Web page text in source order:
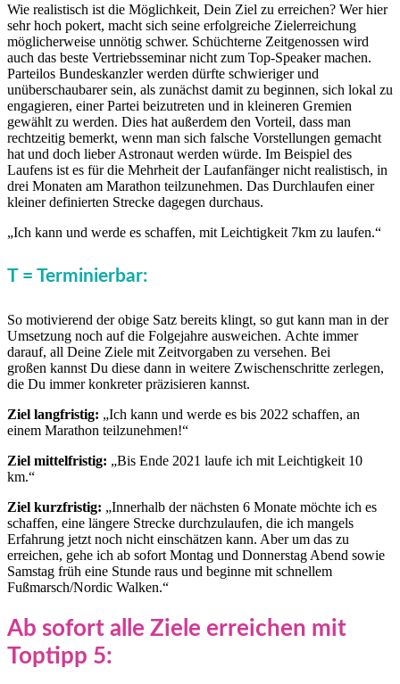
Wie realistisch ist die Möglichkeit, Dein Ziel zu erreichen? Wer hier
sehr hoch pokert, macht sich seine erfolgreiche Zielerreichung
möglicherweise unnötig schwer. Schüchterne Zeitgenossen wird
auch das beste Vertriebsseminar nicht zum Top-Speaker machen.
Parteilos Bundeskanzler werden dürfte schwieriger und
unüberschaubarer sein, als zunächst damit zu beginnen, sich lokal zu
engagieren, einer Partei beizutreten und in kleineren Gremien
gewählt zu werden. Dies hat außerdem den Vorteil, dass man
rechtzeitig bemerkt, wenn man sich falsche Vorstellungen gemacht
hat und doch lieber Astronaut werden würde. Im Beispiel des
Laufens ist es für die Mehrheit der Laufanfänger nicht realistisch, in
drei Monaten am Marathon teilzunehmen. Das Durchlaufen einer
kleiner definierten Strecke dagegen durchaus.
„Ich kann und werde es schaffen, mit Leichtigkeit 7km zu laufen.“
T = Terminierbar:
So motivierend der obige Satz bereits klingt, so gut kann man in der
Umsetzung noch auf die Folgejahre ausweichen. Achte immer
darauf, all Deine Ziele mit Zeitvorgaben zu versehen. Bei
großen kannst Du diese dann in weitere Zwischenschritte zerlegen,
die Du immer konkreter präzisieren kannst.
Ziel langfristig: „Ich kann und werde es bis 2022 schaffen, an
einem Marathon teilzunehmen!“
Ziel mittelfristig: „Bis Ende 2021 laufe ich mit Leichtigkeit 10
km.“
Ziel kurzfristig: „Innerhalb der nächsten 6 Monate möchte ich es
schaffen, eine längere Strecke durchzulaufen, die ich mangels
Erfahrung jetzt noch nicht einschätzen kann. Aber um das zu
erreichen, gehe ich ab sofort Montag und Donnerstag Abend sowie
Samstag früh eine Stunde raus und beginne mit schnellem
Fußmarsch/Nordic Walken.“
Ab sofort alle Ziele erreichen mit
Toptipp 5: